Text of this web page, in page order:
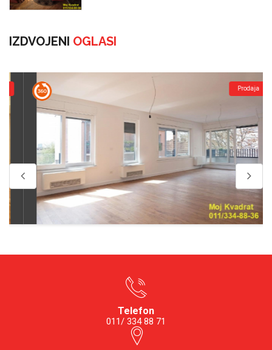
IZDVOJENI OGLASI
Prodaja
Telefon
011/ 334 88 71